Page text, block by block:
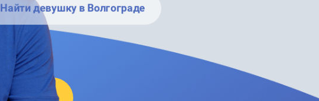
Найти девушку в Волгограде